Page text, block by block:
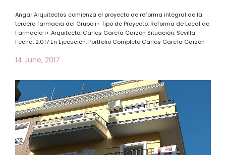
Angar Arquitectos comienza el proyecto de reforma integral de la
tercera farmacia del Grupo i+ Tipo de Proyecto: Reforma de Local de
Farmacia i+ Arquitecto: Carlos García Garzón Situación: Sevilla
Fecha: 2.017 En Ejecución. Portfolio Completo Carlos García Garzón
14 June, 2017